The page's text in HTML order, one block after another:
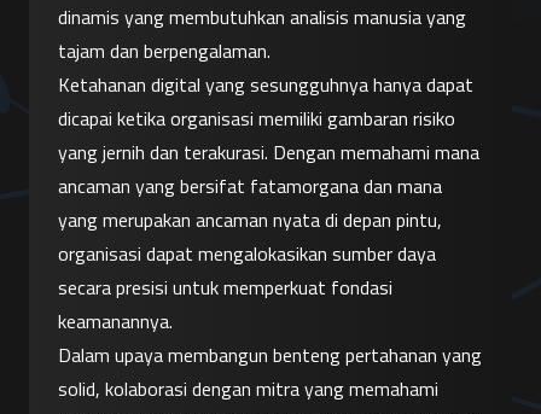
dinamis yang membutuhkan analisis manusia yang
tajam dan berpengalaman.
Ketahanan digital yang sesungguhnya hanya dapat
dicapai ketika organisasi memiliki gambaran risiko
yang jernih dan terakurasi. Dengan memahami mana
ancaman yang bersifat fatamorgana dan mana
yang merupakan ancaman nyata di depan pintu,
organisasi dapat mengalokasikan sumber daya
secara presisi untuk memperkuat fondasi
keamanannya.
Dalam upaya membangun benteng pertahanan yang
solid, kolaborasi dengan mitra yang memahami